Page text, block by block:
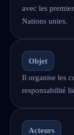
avec les
Nations unies.
Objet
Il organise les
responsabilité
Acteurs